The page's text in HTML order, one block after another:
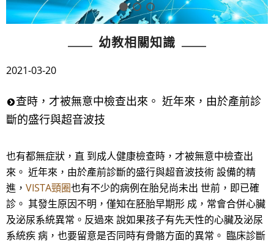
幼教相關知識
2021-03-20
查時，才被無意中檢查出來。 近年來，由於產前診
斷的盛行與超音波技
也有都無症狀，直 到成人健康檢查時，才被無意中檢查出
來。 近年來，由於產前診斷的盛行與超音波技術 設備的精
進， VISTA頸圈也有不少的病例在胎兒尚未出 世前，即已確
診。 其發生原因不明，僅知在胚胎早期形 成，常會合併心臟
及泌尿系統異常。反過來 說如果孩子有先天性的心臟及泌尿
系統疾 病，也要留意是否同時有骨骼方面的異常。 臨床診斷